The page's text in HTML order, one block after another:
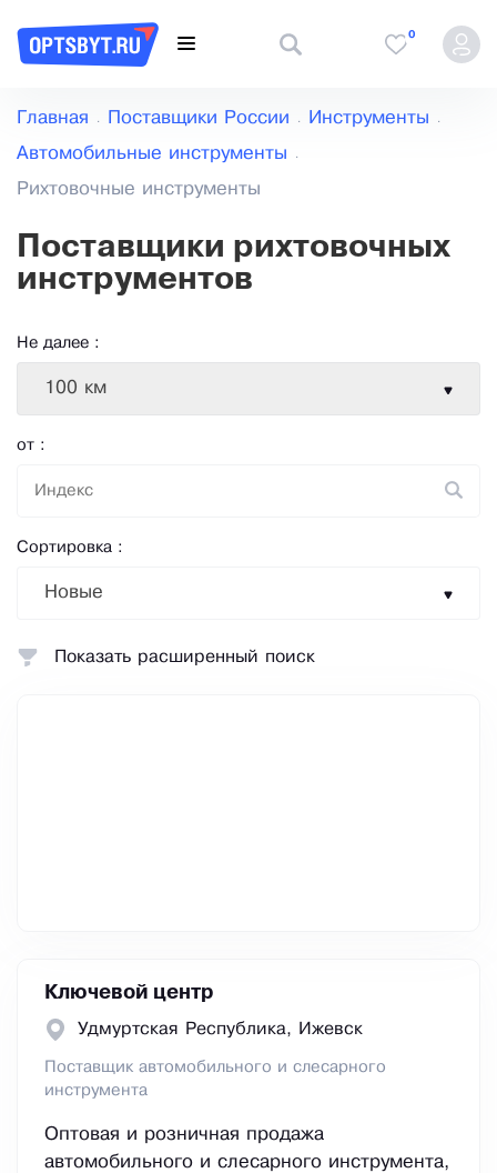
0
Главная Поставщики России Инструменты
Автомобильные инструменты
Рихтовочные инструменты
Поставщики рихтовочных
инструментов
Не далее :
100 км
от :
Сортировка :
Новые
Ключевой центр
Удмуртская Республика, Ижевск
Поставщик автомобильного и слесарного
инструмента
Оптовая и розничная продажа
автомобильного и слесарного инструмента,
Показать расширенный поиск